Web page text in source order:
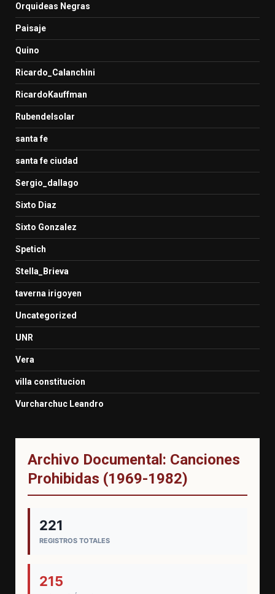
Orquideas Negras
Paisaje
Quino
Ricardo_Calanchini
RicardoKauffman
Rubendelsolar
santa fe
santa fe ciudad
Sergio_dallago
Sixto Diaz
Sixto Gonzalez
Spetich
Stella_Brieva
taverna irigoyen
Uncategorized
UNR
Vera
villa constitucion
Vurcharchuc Leandro
Archivo Documental: Canciones
Prohibidas (1969-1982)
221
REGISTROS TOTALES
215